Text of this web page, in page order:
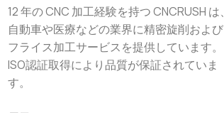
12 年の CNC 加工経験を持つ CNCRUSH は、
自動車や医療などの業界に精密旋削および
フライス加工サービスを提供しています。
ISO認証取得により品質が保証されていま
す。